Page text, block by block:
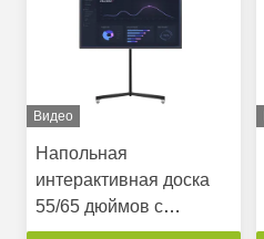
Видео
Напольная
интерактивная доска
55/65 дюймов с
мобильной учебной